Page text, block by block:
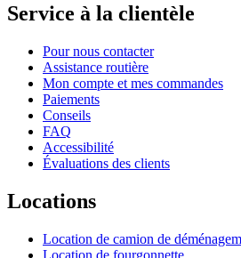
Service à la clientèle
Pour nous contacter
Assistance routière
Mon compte et mes commandes
Paiements
Conseils
FAQ
Accessibilité
Évaluations des clients
Locations
Location de camion de
Location de fourgonnette